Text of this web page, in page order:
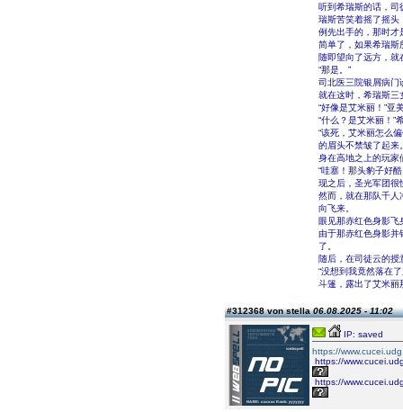
听到希瑞斯的话，司
瑞斯苦笑着摇了摇头
例先出手的，那时才
简单了，如果希瑞斯
随即望向了远方，就
“那是。”
司北医三院银屑病门
就在这时，希瑞斯三
“好像是艾米丽！”亚
“什么？是艾米丽！”
“该死，艾米丽怎么
的眉头不禁皱了起来
身在高地之上的玩家
“哇塞！那头豹子好
现之后，圣光军团很
然而，就在那队千人
向飞来。
眼见那赤红色身影飞
由于那赤红色身影并
了。
随后，在司徒云的授
“没想到我竟然落在
斗篷，露出了艾米丽
#312368 von stella06.08.2025 - 11:02
IP: saved
https://
https://
https://